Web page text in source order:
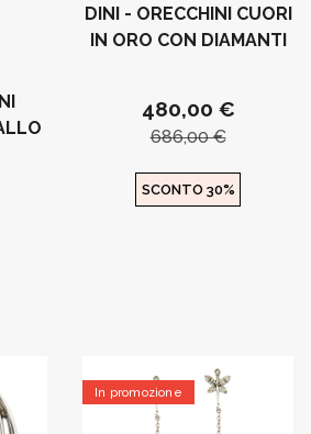
DINI - ORECCHINI CUORI
IN ORO CON DIAMANTI
480,00 €
686,00 €
SCONTO 30%
In promozione